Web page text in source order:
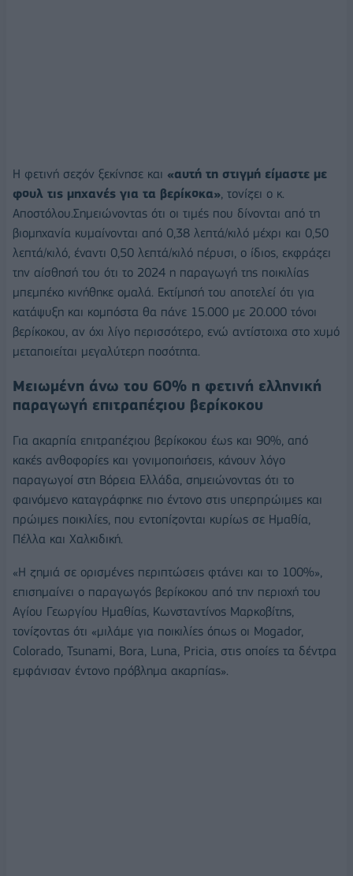
Η φετινή σεζόν ξεκίνησε και «αυτή τη στιγμή είμαστε με
φουλ τις μηχανές για τα βερίκοκα» , τονίζει ο κ.
Αποστόλου.Σημειώνοντας ότι οι τιμές που δίνονται από τη
βιομηχανία κυμαίνονται από 0,38 λεπτά/κιλό μέχρι και 0,50
λεπτά/κιλό, έναντι 0,50 λεπτά/κιλό πέρυσι, ο ίδιος, εκφράζει
την αίσθησή του ότι το 2024 η παραγωγή της ποικιλίας
μπεμπέκο κινήθηκε ομαλά. Εκτίμησή του αποτελεί ότι για
κατάψυξη και κομπόστα θα πάνε 15.000 με 20.000 τόνοι
βερίκοκου, αν όχι λίγο περισσότερο, ενώ αντίστοιχα στο χυμό
μεταποιείται μεγαλύτερη ποσότητα.
Μειωμένη άνω του 60% η φετινή ελληνική
παραγωγή επιτραπέζιου βερίκοκου
Για ακαρπία επιτραπέζιου βερίκοκου έως και 90%, από
κακές ανθοφορίες και γονιμοποιήσεις, κάνουν λόγο
παραγωγοί στη Βόρεια Ελλάδα, σημειώνοντας ότι το
φαινόμενο καταγράφηκε πιο έντονο στις υπερπρώιµες και
πρώιµες ποικιλίες, που εντοπίζονται κυρίως σε Ηµαθία,
Πέλλα και Χαλκιδική.
«Η ζηµιά σε ορισµένες περιπτώσεις φτάνει και το 100%»,
επισημαίνει ο παραγωγός βερίκοκου από την περιοχή του
Αγίου Γεωργίου Ημαθίας, Κωνσταντίνος Μαρκοβίτης,
τονίζοντας ότι «μιλάµε για ποικιλίες όπως οι Mogador,
Colorado, Tsunami, Bora, Luna, Pricia, στις οποίες τα δέντρα
εµφάνισαν έντονο πρόβληµα ακαρπίας».